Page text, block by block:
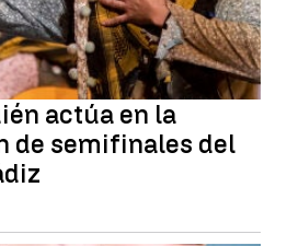
actúa en la
de semifinales del